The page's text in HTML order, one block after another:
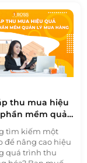
hãy cùng
hiểu một số mô
lý dự án phổ
để quản lý dự
vớiphần mềm
án1BOSS
thu mua hiệu
mềm quản
tìm kiếm một
để nâng cao hiệu
quá trình thu